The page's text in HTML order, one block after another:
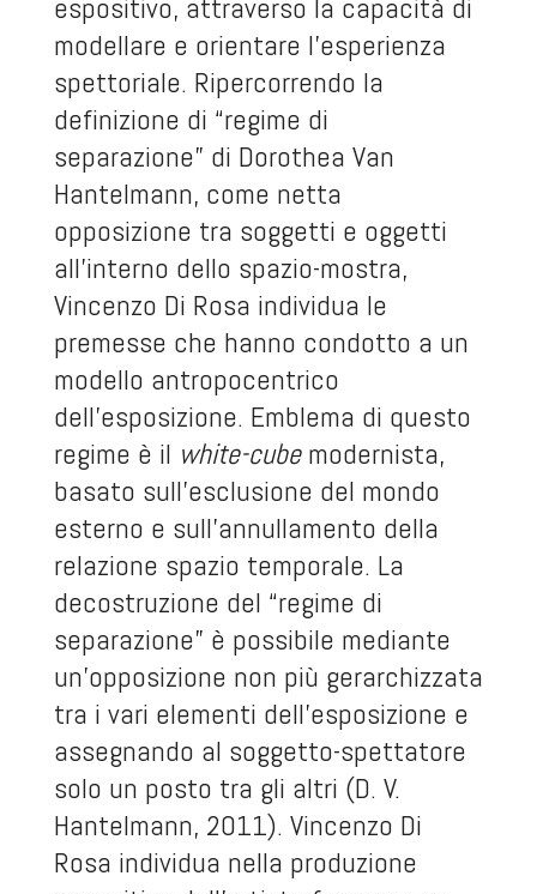
espositivo, attraverso la capacità di
modellare e orientare l’esperienza
spettoriale. Ripercorrendo la
definizione di “regime di
separazione” di Dorothea Van
Hantelmann, come netta
opposizione tra soggetti e oggetti
all’interno dello spazio-mostra,
Vincenzo Di Rosa individua le
premesse che hanno condotto a un
modello antropocentrico
dell’esposizione. Emblema di questo
regime è il white-cubemodernista,
basato sull’esclusione del mondo
esterno e sull’annullamento della
relazione spazio temporale. La
decostruzione del “regime di
separazione” è possibile mediante
un’opposizione non più gerarchizzata
tra i vari elementi dell’esposizione e
assegnando al soggetto-spettatore
solo un posto tra gli altri (D. V.
Hantelmann, 2011). Vincenzo Di
Rosa individua nella produzione